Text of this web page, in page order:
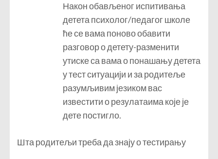
Након обављеног испитивања
детета психолог/педагог школе
ће се вама поново обавити
разговор о детету-разменити
утиске са вама о понашању детета
у тест ситуацији и за родитеље
разумљивим језиком вас
известити о резулатаима које је
дете постигло.
Шта родитељи треба да знају о тестирању